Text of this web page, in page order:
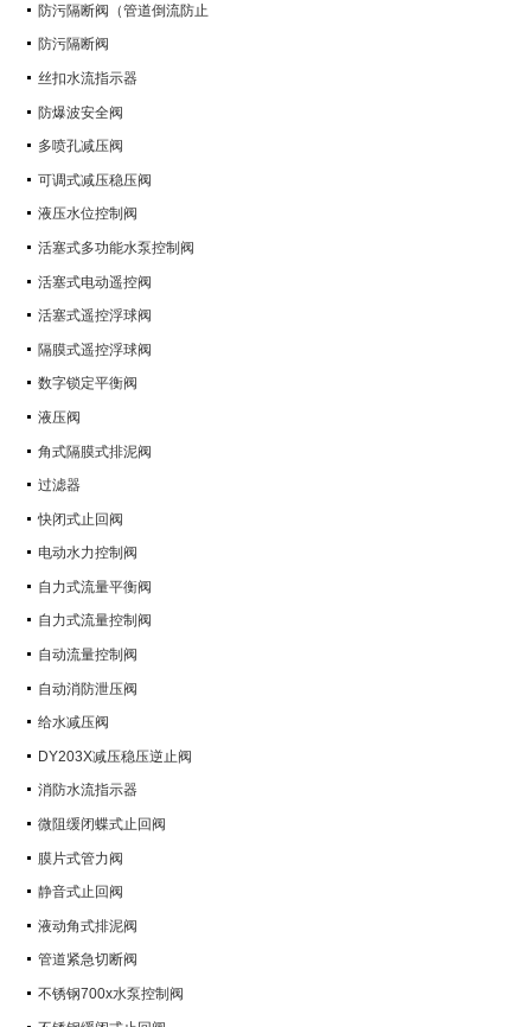
防污隔断阀（管道倒流防止
防污隔断阀
丝扣水流指示器
防爆波安全阀
多喷孔减压阀
可调式减压稳压阀
液压水位控制阀
活塞式多功能水泵控制阀
活塞式电动遥控阀
活塞式遥控浮球阀
隔膜式遥控浮球阀
数字锁定平衡阀
液压阀
角式隔膜式排泥阀
过滤器
快闭式止回阀
电动水力控制阀
自力式流量平衡阀
自力式流量控制阀
自动流量控制阀
自动消防泄压阀
给水减压阀
DY203X减压稳压逆止阀
消防水流指示器
微阻缓闭蝶式止回阀
膜片式管力阀
静音式止回阀
液动角式排泥阀
管道紧急切断阀
不锈钢700x水泵控制阀